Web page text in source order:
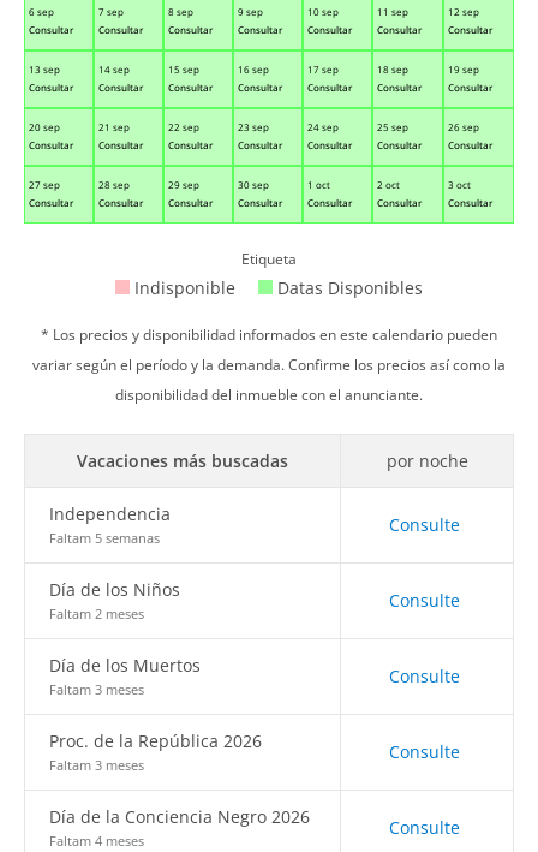
6 sep
Consultar
7 sep
Consultar
8 sep
Consultar
9 sep
Consultar
10 sep
Consultar
11 sep
Consultar
12 sep
Consultar
13 sep
Consultar
14 sep
Consultar
15 sep
Consultar
16 sep
Consultar
17 sep
Consultar
18 sep
Consultar
19 sep
Consultar
20 sep
Consultar
21 sep
Consultar
22 sep
Consultar
23 sep
Consultar
24 sep
Consultar
25 sep
Consultar
26 sep
Consultar
27 sep
Consultar
28 sep
Consultar
29 sep
Consultar
30 sep
Consultar
1 oct
Consultar
2 oct
Consultar
3 oct
Consultar
Etiqueta
Indisponible Datas Disponibles
* Los precios y disponibilidad informados en este calendario pueden
variar según el período y la demanda. Confirme los precios así como la
disponibilidad del inmueble con el anunciante.
Vacaciones más buscadas por noche
Independencia
Faltam 5 semanas
Consulte
Día de los Niños
Faltam 2 meses
Consulte
Día de los Muertos
Faltam 3 meses
Consulte
Proc. de la República 2026
Faltam 3 meses
Consulte
Día de la Conciencia Negro 2026
Faltam 4 meses
Consulte